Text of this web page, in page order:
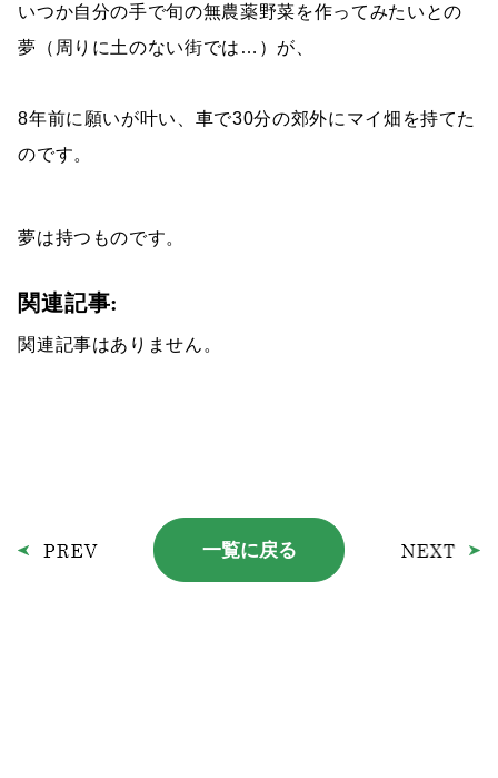
いつか自分の手で旬の無農薬野菜を作ってみたいとの
夢（周りに土のない街では…）が、
8年前に願いが叶い、車で30分の郊外にマイ畑を持てた
のです。
夢は持つものです。
関連記事:
関連記事はありません。
一覧に戻る